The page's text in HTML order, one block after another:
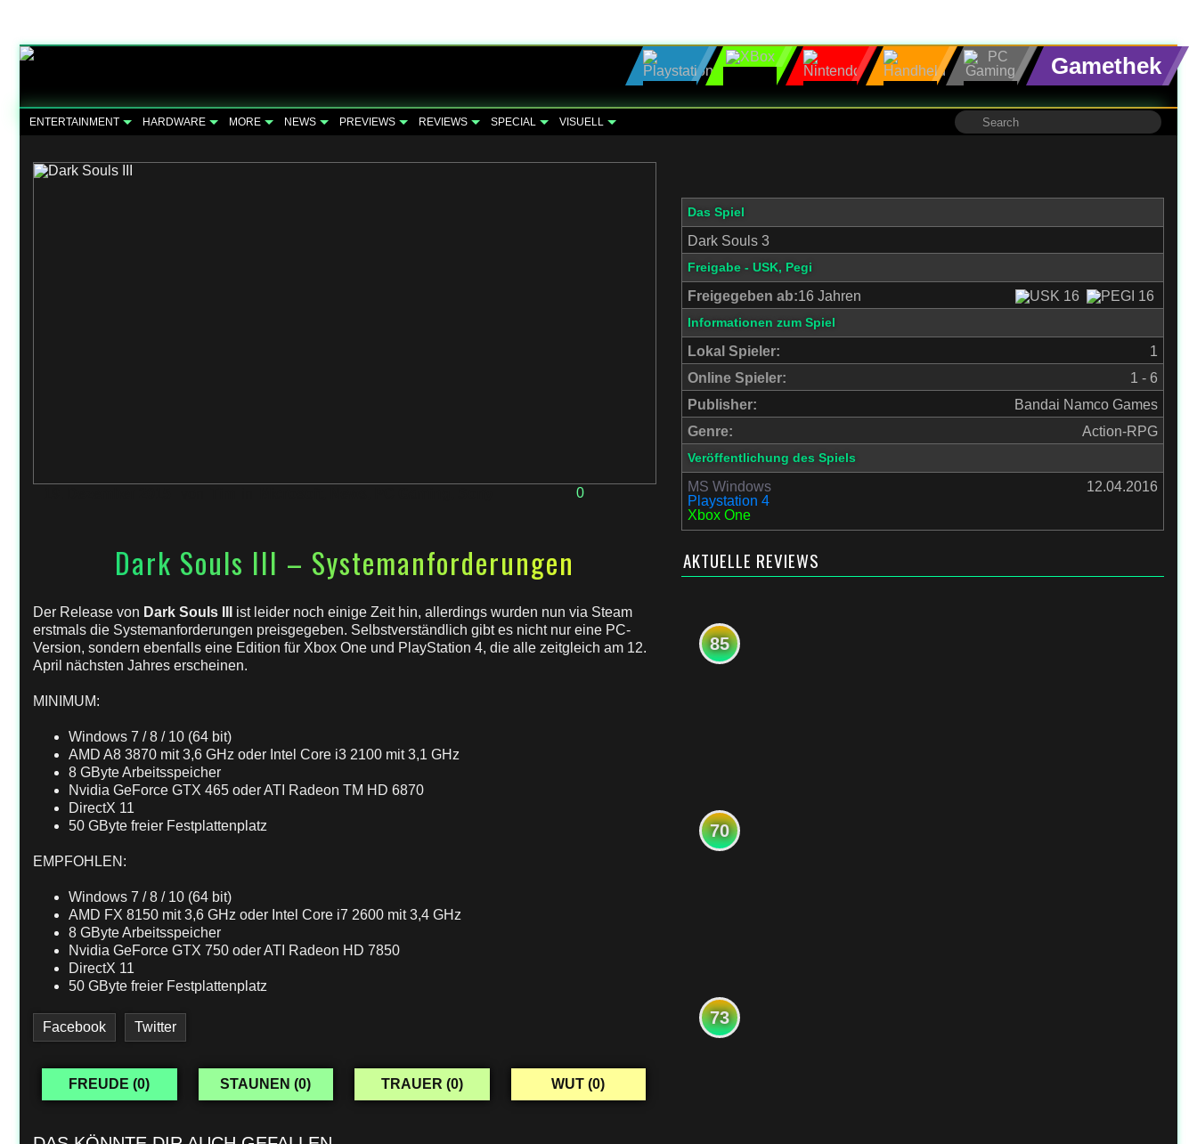
Gamethek
ENTERTAINMENT HARDWARE MORE NEWS PREVIEWS REVIEWS SPECIAL VISUELL
0
Dark Souls III – Systemanforderungen
Der Release von Dark Souls III ist leider noch einige Zeit hin, allerdings wurden nun via Steam
erstmals die Systemanforderungen preisgegeben. Selbstverständlich gibt es nicht nur eine PC-
Version, sondern ebenfalls eine Edition für Xbox One und PlayStation 4, die alle zeitgleich am 12.
April nächsten Jahres erscheinen.
MINIMUM:
Windows 7 / 8 / 10 (64 bit)
AMD A8 3870 mit 3,6 GHz oder Intel Core i3 2100 mit 3,1 GHz
8 GByte Arbeitsspeicher
Nvidia GeForce GTX 465 oder ATI Radeon TM HD 6870
DirectX 11
50 GByte freier Festplattenplatz
EMPFOHLEN:
Windows 7 / 8 / 10 (64 bit)
AMD FX 8150 mit 3,6 GHz oder Intel Core i7 2600 mit 3,4 GHz
8 GByte Arbeitsspeicher
Nvidia GeForce GTX 750 oder ATI Radeon HD 7850
DirectX 11
50 GByte freier Festplattenplatz
Facebook Twitter
FREUDE (0) STAUNEN (0) TRAUER (0) WUT (0)
Das Spiel
Dark Souls 3
Freigabe - USK, Pegi
Freigegeben ab:16 Jahren
Informationen zum Spiel
Lokal Spieler:
1
Online Spieler:
1 - 6
Publisher:
Bandai Namco Games
Genre:
Action-RPG
Veröffentlichung des Spiels
MS Windows
Playstation 4
Xbox One
12.04.2016
AKTUELLE REVIEWS
85
70
73